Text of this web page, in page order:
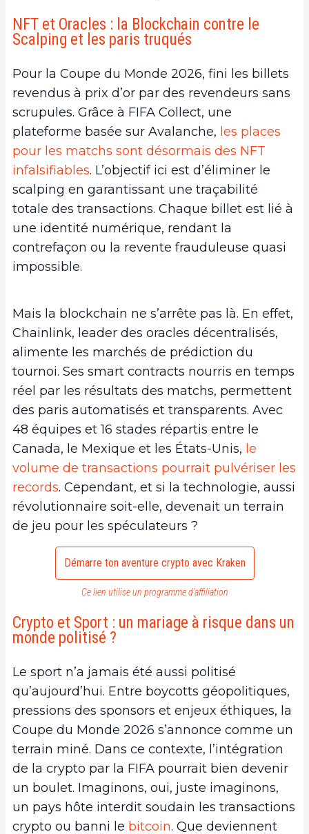
NFT et Oracles : la Blockchain contre le
Scalping et les paris truqués
Pour la Coupe du Monde 2026, fini les billets
revendus à prix d’or par des revendeurs sans
scrupules. Grâce à FIFA Collect, une
plateforme basée sur Avalanche, les places
pour les matchs sont désormais des NFT
infalsifiables. L’objectif ici est d’éliminer le
scalping en garantissant une traçabilité
totale des transactions. Chaque billet est lié à
une identité numérique, rendant la
contrefaçon ou la revente frauduleuse quasi
impossible.
Mais la blockchain ne s’arrête pas là. En effet,
Chainlink, leader des oracles décentralisés,
alimente les marchés de prédiction du
tournoi. Ses smart contracts nourris en temps
réel par les résultats des matchs, permettent
des paris automatisés et transparents. Avec
48 équipes et 16 stades répartis entre le
Canada, le Mexique et les États-Unis, le
volume de transactions pourrait pulvériser les
records. Cependant, et si la technologie, aussi
révolutionnaire soit-elle, devenait un terrain
de jeu pour les spéculateurs ?
Démarre ton aventure crypto avec Kraken
Ce lien utilise un programme d’affiliation
Crypto et Sport : un mariage à risque dans un
monde politisé ?
Le sport n’a jamais été aussi politisé
qu’aujourd’hui. Entre boycotts géopolitiques,
pressions des sponsors et enjeux éthiques, la
Coupe du Monde 2026 s’annonce comme un
terrain miné. Dans ce contexte, l’intégration
de la crypto par la FIFA pourrait bien devenir
un boulet. Imaginons, oui, juste imaginons,
un pays hôte interdit soudain les transactions
crypto ou banni le bitcoin. Que deviennent